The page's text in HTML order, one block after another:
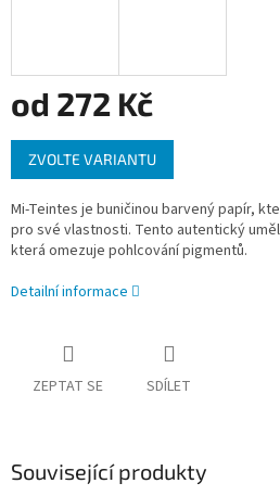
od 272 Kč
Měrná
cena:
ZVOLTE VARIANTU
Mi-Teintes je buničinou barvený papír,
pro své vlastnosti. Tento autentický
která omezuje pohlcování pigmentů.
Detailní informace
ZEPTAT SE SDÍLET
Související produkty